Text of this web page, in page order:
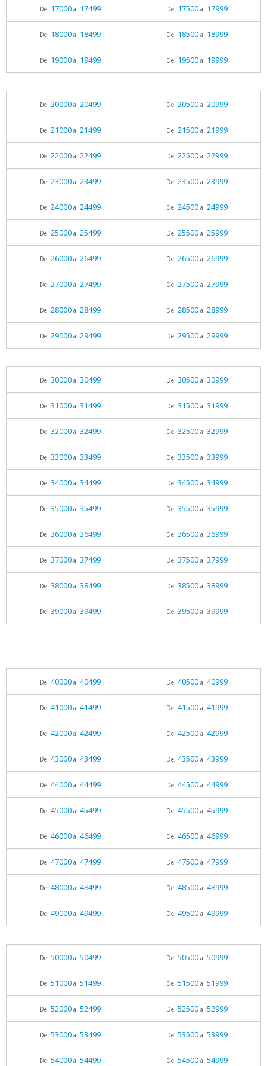
Del 17000al 17499 Del 17500al 17999
Del 18000al 18499 Del 18500al 18999
Del 19000al 19499 Del 19500al 19999
Del 20000al 20499 Del 20500al 20999
Del 21000al 21499 Del 21500al 21999
Del 22000al 22499 Del 22500al 22999
Del 23000al 23499 Del 23500al 23999
Del 24000al 24499 Del 24500al 24999
Del 25000al 25499 Del 25500al 25999
Del 26000al 26499 Del 26500al 26999
Del 27000al 27499 Del 27500al 27999
Del 28000al 28499 Del 28500al 28999
Del 29000al 29499 Del 29500al 29999
Del 30000al 30499 Del 30500al 30999
Del 31000al 31499 Del 31500al 31999
Del 32000al 32499 Del 32500al 32999
Del 33000al 33499 Del 33500al 33999
Del 34000al 34499 Del 34500al 34999
Del 35000al 35499 Del 35500al 35999
Del 36000al 36499 Del 36500al 36999
Del 37000al 37499 Del 37500al 37999
Del 38000al 38499 Del 38500al 38999
Del 39000al 39499 Del 39500al 39999
Del 40000al 40499 Del 40500al 40999
Del 41000al 41499 Del 41500al 41999
Del 42000al 42499 Del 42500al 42999
Del 43000al 43499 Del 43500al 43999
Del 44000al 44499 Del 44500al 44999
Del 45000al 45499 Del 45500al 45999
Del 46000al 46499 Del 46500al 46999
Del 47000al 47499 Del 47500al 47999
Del 48000al 48499 Del 48500al 48999
Del 49000al 49499 Del 49500al 49999
Del 50000al 50499 Del 50500al 50999
Del 51000al 51499 Del 51500al 51999
Del 52000al 52499 Del 52500al 52999
Del 53000al 53499 Del 53500al 53999
Del 54000al 54499 Del 54500al 54999